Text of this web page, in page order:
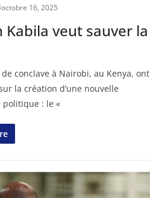
octobre 16, 2025
Kabila veut sauver la
conclave à Nairobi, au Kenya, ont
la création d’une nouvelle
politique : le «